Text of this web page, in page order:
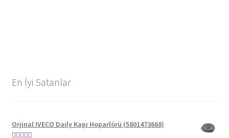
En İyi Satanlar
Orjinal IVECO Daily Kapı Hoparlörü (5801473668)